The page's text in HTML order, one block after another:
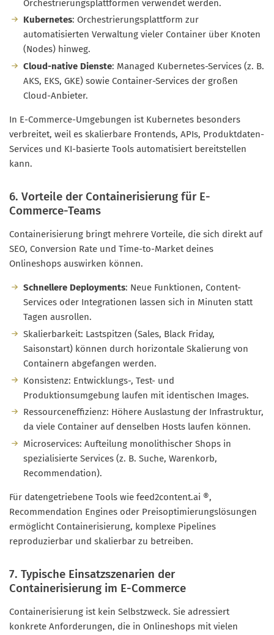
Orchestrierungsplattformen verwendet werden.
Kubernetes: Orchestrierungsplattform zur
automatisierten Verwaltung vieler Container über Knoten
(Nodes) hinweg.
Cloud-native Dienste: Managed Kubernetes-Services (z. B.
AKS, EKS, GKE) sowie Container-Services der großen
Cloud-Anbieter.
In E-Commerce-Umgebungen ist Kubernetes besonders
verbreitet, weil es skalierbare Frontends, APIs, Produktdaten-
Services und KI-basierte Tools automatisiert bereitstellen
kann.
6. Vorteile der Containerisierung für E-
Commerce-Teams
Containerisierung bringt mehrere Vorteile, die sich direkt auf
SEO, Conversion Rate und Time-to-Market deines
Onlineshops auswirken können.
Schnellere Deployments: Neue Funktionen, Content-
Services oder Integrationen lassen sich in Minuten statt
Tagen ausrollen.
Skalierbarkeit: Lastspitzen (Sales, Black Friday,
Saisonstart) können durch horizontale Skalierung von
Containern abgefangen werden.
Konsistenz: Entwicklungs-, Test- und
Produktionsumgebung laufen mit identischen Images.
Ressourceneffizienz: Höhere Auslastung der Infrastruktur,
da viele Container auf denselben Hosts laufen können.
Microservices: Aufteilung monolithischer Shops in
spezialisierte Services (z. B. Suche, Warenkorb,
Recommendation).
Für datengetriebene Tools wie feed2content.ai ®,
Recommendation Engines oder Preisoptimierungslösungen
ermöglicht Containerisierung, komplexe Pipelines
reproduzierbar und skalierbar zu betreiben.
7. Typische Einsatzszenarien der
Containerisierung im E-Commerce
Containerisierung ist kein Selbstzweck. Sie adressiert
konkrete Anforderungen, die in Onlineshops mit vielen